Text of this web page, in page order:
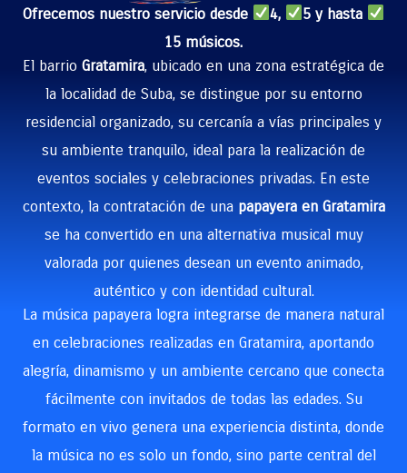
Ofrecemos nuestro servicio desde 4,
5 y hasta
15 músicos.
El barrio Gratamira, ubicado en una zona estratégica de
la localidad de Suba, se distingue por su entorno
residencial organizado, su cercanía a vías principales y
su ambiente tranquilo, ideal para la realización de
eventos sociales y celebraciones privadas. En este
contexto, la contratación de una papayera en Gratamira
se ha convertido en una alternativa musical muy
valorada por quienes desean un evento animado,
auténtico y con identidad cultural.
La música papayera logra integrarse de manera natural
en celebraciones realizadas en Gratamira, aportando
alegría, dinamismo y un ambiente cercano que conecta
fácilmente con invitados de todas las edades. Su
formato en vivo genera una experiencia distinta, donde
la música no es solo un fondo, sino parte central del